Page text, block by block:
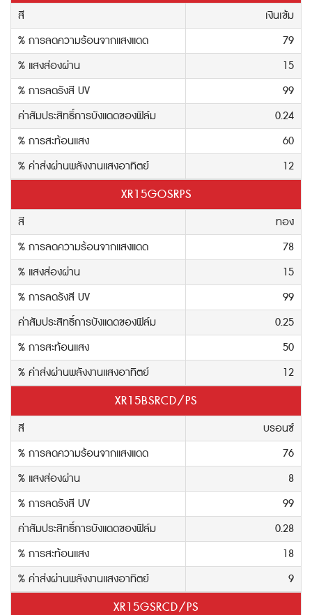
สี
เงินเข้ม
% การลดความร้อนจากแสงแดด
79
% แสงส่องผ่าน
15
% การลดรังสี UV
99
ค่าสัมประสิทธิ์การบังแดดของฟิล์ม
0.24
% การสะท้อนแสง
60
% ค่าส่งผ่านพลังงานแสงอาทิตย์
12
XR15GOSRPS
สี
ทอง
% การลดความร้อนจากแสงแดด
78
% แสงส่องผ่าน
15
% การลดรังสี UV
99
ค่าสัมประสิทธิ์การบังแดดของฟิล์ม
0.25
% การสะท้อนแสง
50
% ค่าส่งผ่านพลังงานแสงอาทิตย์
12
XR15BSRCD/PS
สี
บรอนซ์
% การลดความร้อนจากแสงแดด
76
% แสงส่องผ่าน
8
% การลดรังสี UV
99
ค่าสัมประสิทธิ์การบังแดดของฟิล์ม
0.28
% การสะท้อนแสง
18
% ค่าส่งผ่านพลังงานแสงอาทิตย์
9
XR15GSRCD/PS